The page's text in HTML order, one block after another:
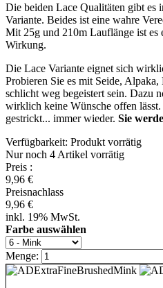
Die beiden Lace Qualitäten gibt es
Variante. Beides ist eine wahre
Mit 25g und 210m Lauflänge ist
Wirkung.
Die Lace Variante eignet sich
Probieren Sie es mit Seide,
schlicht weg begeistert sein. Dazu
wirklich keine Wünsche offen
gestrickt... immer wieder. Sie
Verfügbarkeit: Produkt vorrätig
Nur noch 4 Artikel vorrätig
Preis :
9,96 €
Preisnachlass
9,96 €
inkl. 19% MwSt.
Farbe auswählen
Menge: